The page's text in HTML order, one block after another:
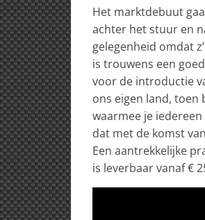
Het marktdebuut
achter het stuur en
gelegenheid omdat
is trouwens een
voor de introductie
ons eigen land, toen
waarmee je iedereen
dat met de komst
Een aantrekkelijke
is leverbaar vanaf €